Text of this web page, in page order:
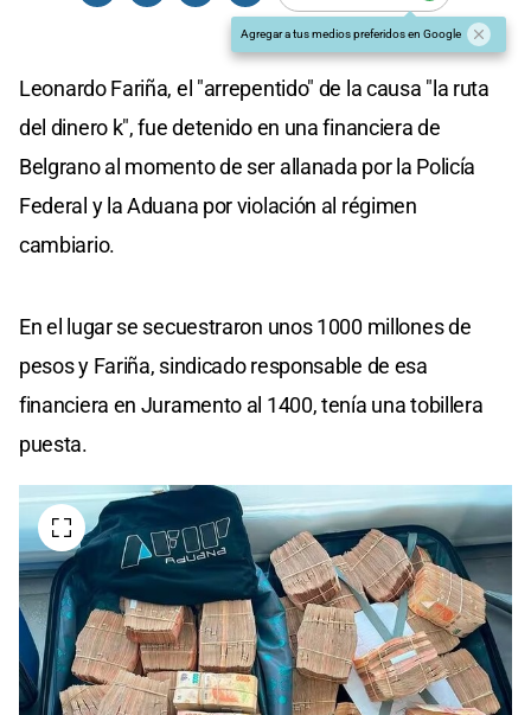
Agregar a tus medios preferidos en Google
Leonardo Fariña, el "arrepentido" de la causa "la ruta
del dinero k", fue detenido en una financiera de
Belgrano al momento de ser allanada por la Policía
Federal y la Aduana por violación al régimen
cambiario.
En el lugar se secuestraron unos 1000 millones de
pesos y Fariña, sindicado responsable de esa
financiera en Juramento al 1400, tenía una tobillera
puesta.